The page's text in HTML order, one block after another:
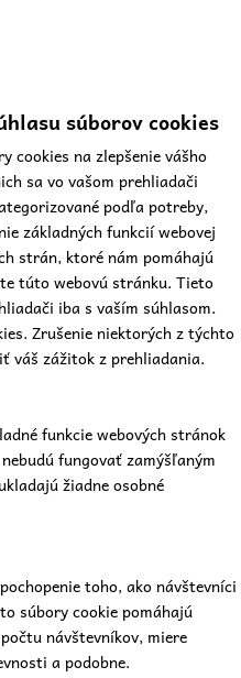
súborov cookies
cookies na zlepšenie vášho
sa vo vašom prehliadači
podľa potreby,
základných funkcií webovej
strán, ktoré nám pomáhajú
túto webovú stránku. Tieto
iba s vaším súhlasom.
Zrušenie niektorých z týchto
váš zážitok z prehliadania.
funkcie webových stránok
fungovať zamýšľaným
žiadne osobné
toho, ako návštevníci
súbory cookie pomáhajú
návštevníkov, miere
a podobne.